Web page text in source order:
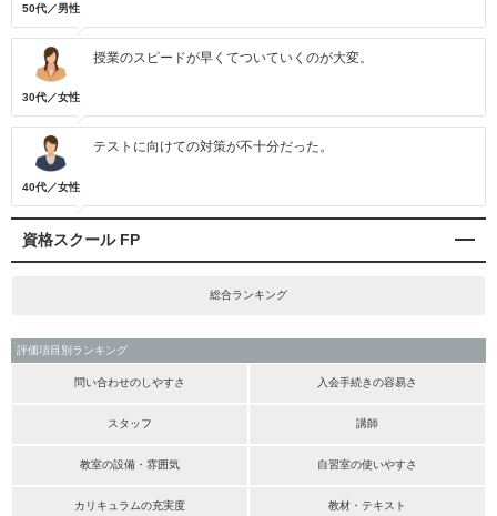
50代／男性
30代／女性
授業のスピードが早くてついていくのが大変。
40代／女性
テストに向けての対策が不十分だった。
資格スクール FP
総合ランキング
評価項目別ランキング
問い合わせのしやすさ 入会手続きの容易さ
スタッフ 講師
教室の設備・雰囲気 自習室の使いやすさ
カリキュラムの充実度 教材・テキスト